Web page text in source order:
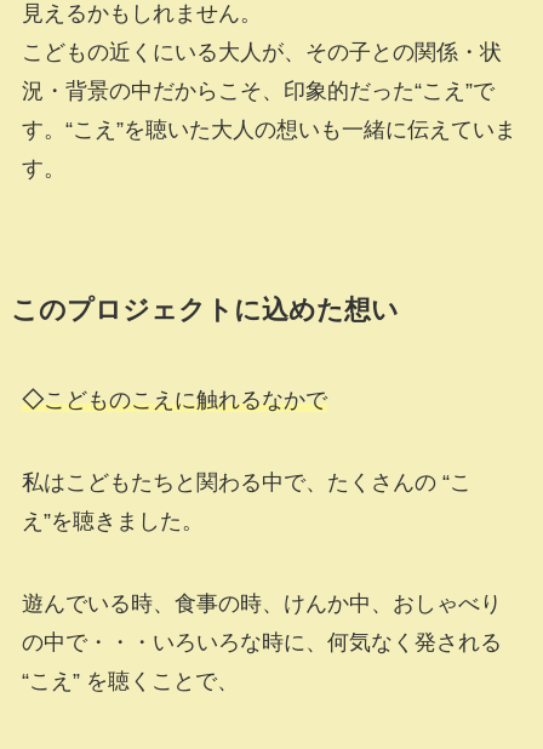
見えるかもしれません。
こどもの近くにいる大人が、その子との関係・状
況・背景の中だからこそ、印象的だった“こえ”で
す。“こえ”を聴いた大人の想いも一緒に伝えていま
す。
このプロジェクトに込めた想い
◇こどものこえに触れるなかで
私はこどもたちと関わる中で、たくさんの “こ
え”を聴きました。
遊んでいる時、食事の時、けんか中、おしゃべり
の中で・・・いろいろな時に、何気なく発される
“こえ” を聴くことで、